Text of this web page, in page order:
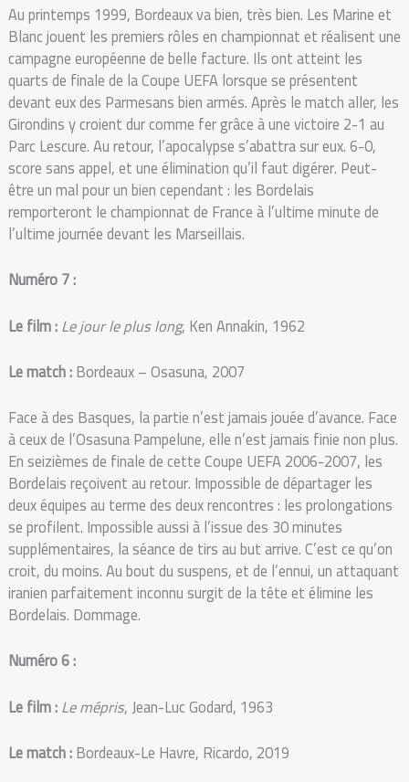
Au printemps 1999, Bordeaux va bien, très bien. Les Marine et
Blanc jouent les premiers rôles en championnat et réalisent une
campagne européenne de belle facture. Ils ont atteint les
quarts de finale de la Coupe UEFA lorsque se présentent
devant eux des Parmesans bien armés. Après le match aller, les
Girondins y croient dur comme fer grâce à une victoire 2-1 au
Parc Lescure. Au retour, l’apocalypse s’abattra sur eux. 6-0,
score sans appel, et une élimination qu’il faut digérer. Peut-
être un mal pour un bien cependant : les Bordelais
remporteront le championnat de France à l’ultime minute de
l’ultime journée devant les Marseillais.
Numéro 7 :
Le film :Le jour le plus long, Ken Annakin, 1962
Le match :Bordeaux – Osasuna, 2007
Face à des Basques, la partie n’est jamais jouée d’avance. Face
à ceux de l’Osasuna Pampelune, elle n’est jamais finie non plus.
En seizièmes de finale de cette Coupe UEFA 2006-2007, les
Bordelais reçoivent au retour. Impossible de départager les
deux équipes au terme des deux rencontres : les prolongations
se profilent. Impossible aussi à l’issue des 30 minutes
supplémentaires, la séance de tirs au but arrive. C’est ce qu’on
croit, du moins. Au bout du suspens, et de l’ennui, un attaquant
iranien parfaitement inconnu surgit de la tête et élimine les
Bordelais. Dommage.
Numéro 6 :
Le film :Le mépris, Jean-Luc Godard, 1963
Le match :Bordeaux-Le Havre, Ricardo, 2019